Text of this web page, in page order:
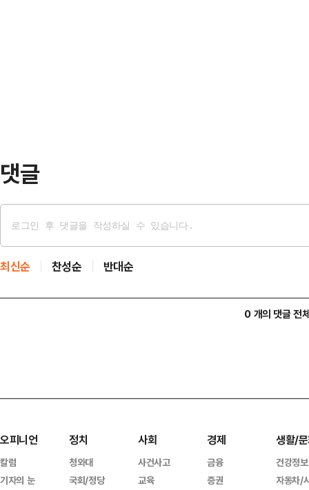
댓글
최신순 찬성순 반대순
0 개의 댓글 전
오피니언
칼럼
기자의 눈
정치
청와대
국회/정당
사회
사건사고
교육
경제
금융
증권
생활/
건강정보
자동차/